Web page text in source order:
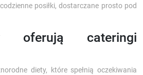
posiłki, dostarczane prosto pod
oferują cateringi
diety, które spełnią oczekiwania